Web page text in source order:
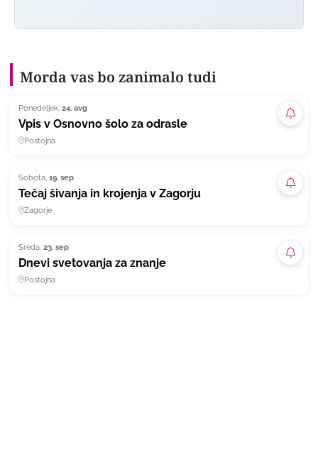
Morda vas bo zanimalo tudi
Ponedeljek, 24. avg
Vpis v Osnovno šolo za odrasle
Postojna
Sobota, 19. sep
Tečaj šivanja in krojenja v Zagorju
Zagorje
Sreda, 23. sep
Dnevi svetovanja za znanje
Postojna